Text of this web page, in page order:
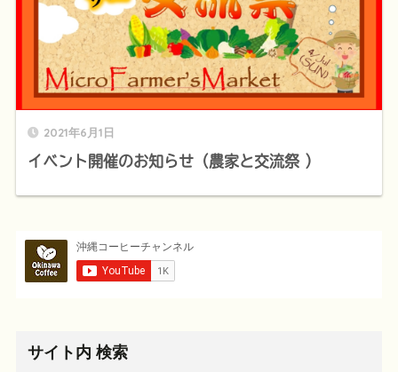
2021年6月1日
イベント開催のお知らせ（農家と交流祭 ）
サイト内 検索